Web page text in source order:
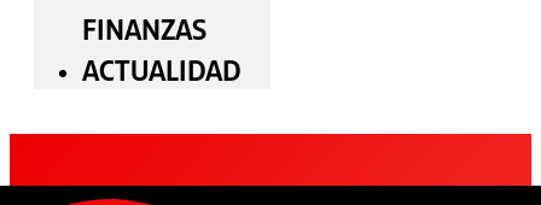
FINANZAS
ACTUALIDAD